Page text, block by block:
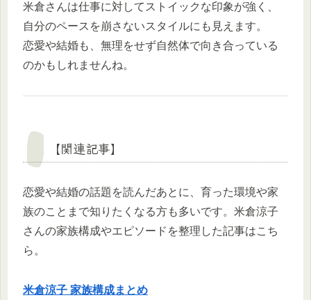
米倉さんは仕事に対してストイックな印象が強く、
自分のペースを崩さないスタイルにも見えます。
恋愛や結婚も、無理をせず自然体で向き合っている
のかもしれませんね。
【関連記事】
恋愛や結婚の話題を読んだあとに、育った環境や家
族のことまで知りたくなる方も多いです。米倉涼子
さんの家族構成やエピソードを整理した記事はこち
ら。
米倉涼子 家族構成まとめ